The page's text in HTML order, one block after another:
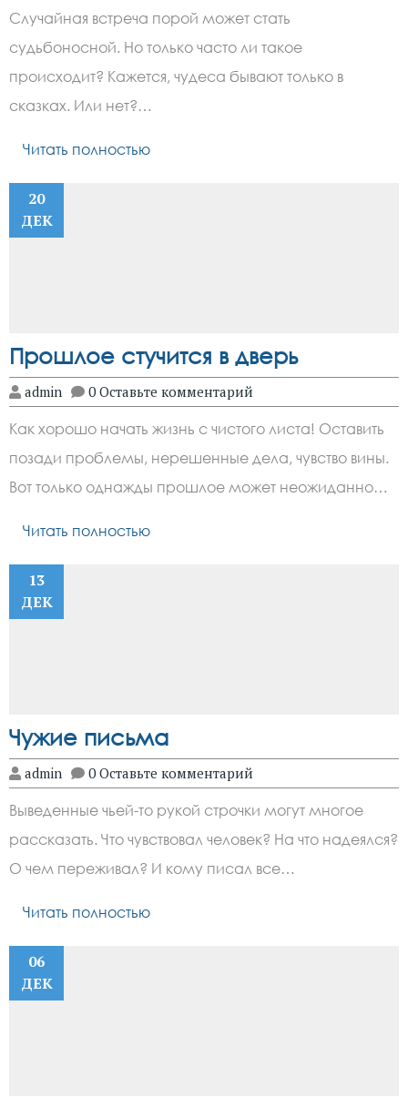
Случайная встреча порой может стать
судьбоносной. Но только часто ли такое
происходит? Кажется, чудеса бывают только в
сказках. Или нет?…
Читать полностью
20
ДЕК
Прошлое стучится в дверь
admin 0 Оставьте комментарий
Как хорошо начать жизнь с чистого листа! Оставить
позади проблемы, нерешенные дела, чувство вины.
Вот только однажды прошлое может неожиданно…
Читать полностью
13
ДЕК
Чужие письма
admin 0 Оставьте комментарий
Выведенные чьей-то рукой строчки могут многое
рассказать. Что чувствовал человек? На что надеялся?
О чем переживал? И кому писал все…
Читать полностью
06
ДЕК